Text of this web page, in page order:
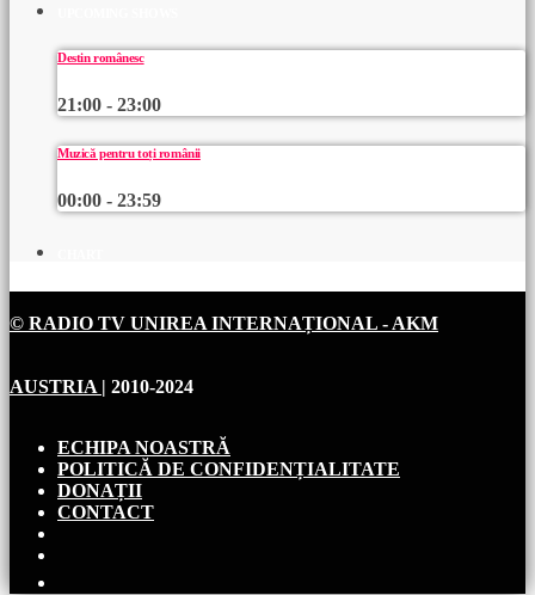
Destin românesc
21:00 - 23:00
Muzică pentru toți românii
00:00 - 23:59
© RADIO TV UNIREA INTERNAȚIONAL - AKM
AUSTRIA | 2010-2024
ECHIPA NOASTRĂ
POLITICĂ DE CONFIDENȚIALITATE
DONAȚII
CONTACT